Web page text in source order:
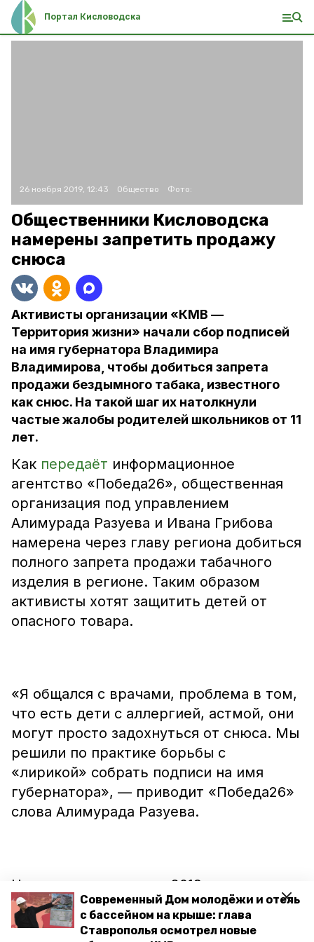
Современный Дом молодёжи и отель
с бассейном на крыше: глава
Ставрополья осмотрел новые
Портал Кисловодска
26 ноября 2019, 12:43 Общество Фото:
Общественники Кисловодска
намерены запретить продажу
снюса
Активисты организации «КМВ —
Территория жизни» начали сбор подписей
на имя губернатора Владимира
Владимирова, чтобы добиться запрета
продажи бездымного табака, известного
как снюс. На такой шаг их натолкнули
частые жалобы родителей школьников от 11
лет.
Как передаёт информационное
агентство «Победа26», общественная
организация под управлением
Алимурада Разуева и Ивана Грибова
намерена через главу региона добиться
полного запрета продажи табачного
изделия в регионе. Таким образом
активисты хотят защитить детей от
опасного товара.
«Я общался с врачами, проблема в том,
что есть дети с аллергией, астмой, они
могут просто задохнуться от снюса. Мы
решили по практике борьбы с
«лирикой» собрать подписи на имя
губернатора», — приводит «Победа26»
слова Алимурада Разуева.
Напомним, что летом 2019 года эта
общественная организацияпровела
акциюпомощи многодетным семьям